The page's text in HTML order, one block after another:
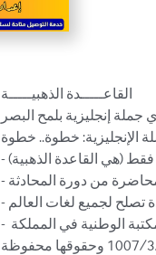
القاعـــــدة الذهبيـــــة
إنجليزية بلمح البصر
الإنجليزية: خطوة.. خطوة... :
- يستطيع الشخص تكوين أية جملة انجليزية بقاعدة واحدة فقط (هي القاعدة الذهبية) !!
- يتم شرح هذه القاعدة للطلبة في اكاديمية المحادثة بعد 12 محاضرة من دورة المحادثة !!
- والمفاجئة الكبرى هي ان : هذه القاعدة تصلح لجميع لغات العالم !!
- هذه القاعدة الذهبية هي من الإكتشافات اللغوية للأستاذ : ايمن صوافطة/ اكاديمية المحادثة _ مسجلة في المكتبة الوطنية في المملكة